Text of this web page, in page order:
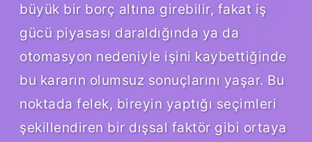
büyük bir borç altına girebilir, fakat iş
gücü piyasası daraldığında ya da
otomasyon nedeniyle işini kaybettiğinde
bu kararın olumsuz sonuçlarını yaşar. Bu
noktada felek, bireyin yaptığı seçimleri
şekillendiren bir dışsal faktör gibi ortaya